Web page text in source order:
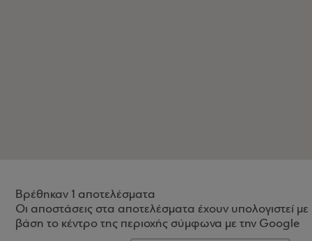
Βρέθηκαν 1 αποτελέσματα
Οι αποστάσεις στα αποτελέσματα έχουν υπολογιστεί με
βάση το κέντρο της περιοχής σύμφωνα με την Google